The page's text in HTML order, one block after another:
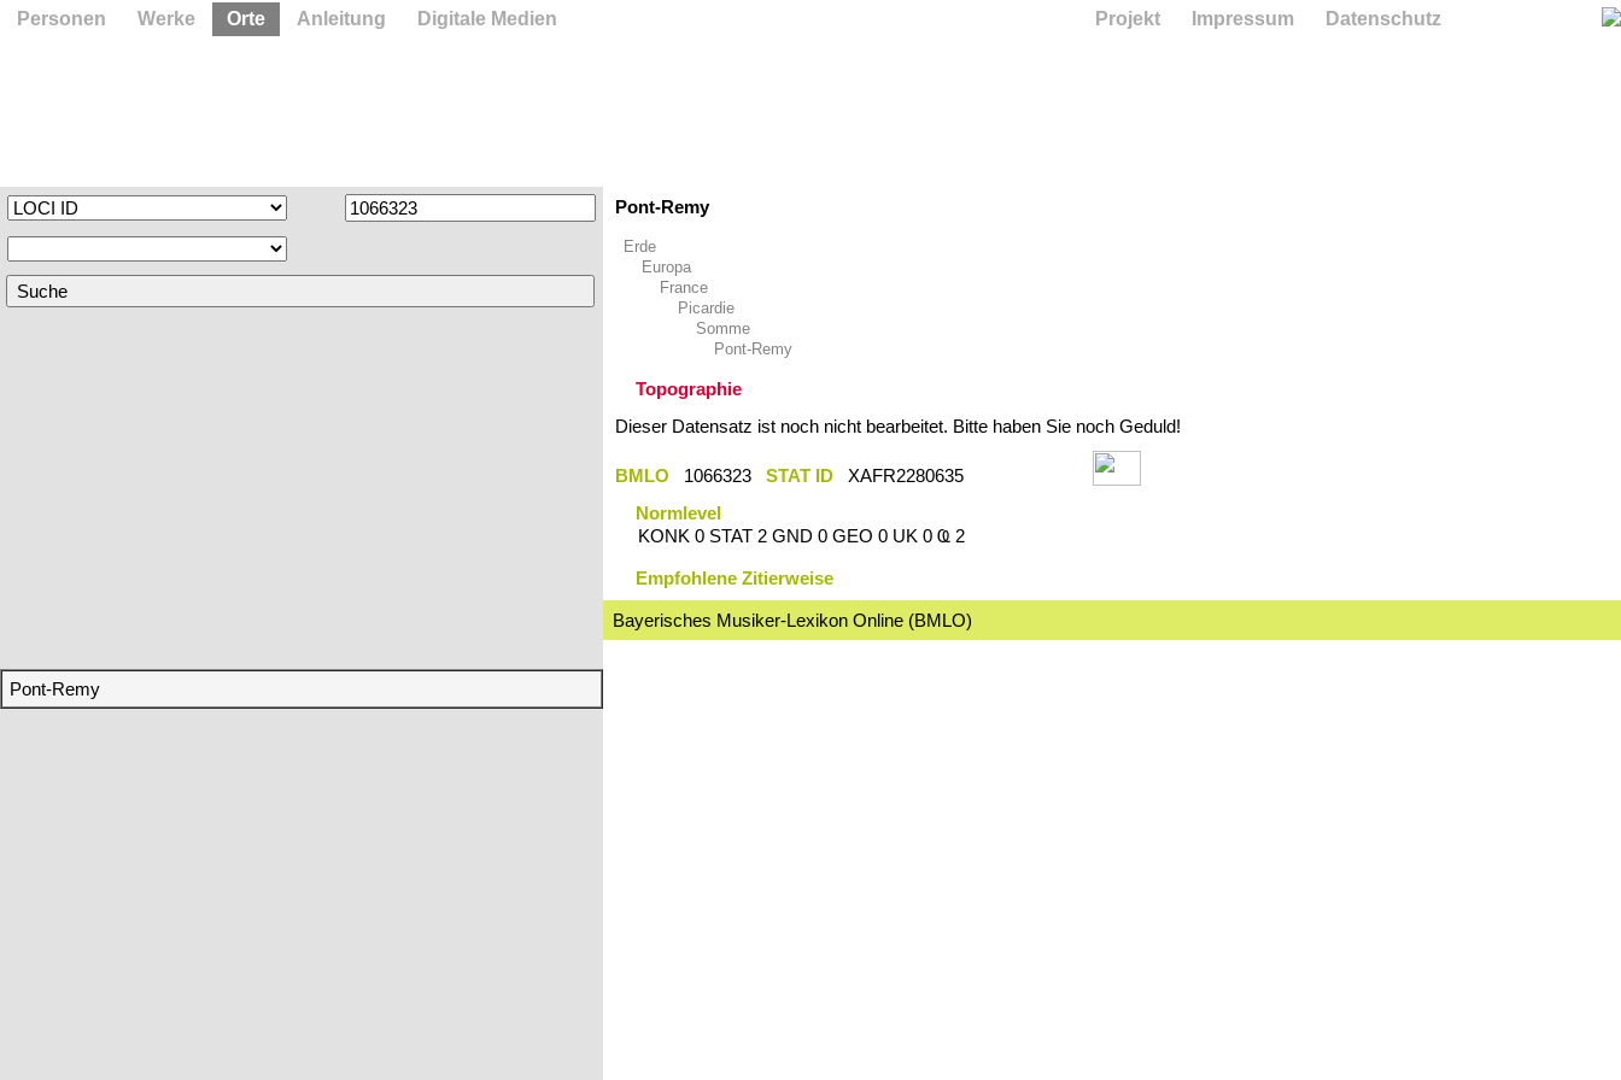
Pont-Remy
Pont-Remy
Erde
Europa
France
Picardie
Somme
Pont-Remy
Topographie
Dieser Datensatz ist noch nicht bearbeitet. Bitte haben Sie noch Geduld!
BMLO 1066323 STAT ID
XAFR2280635
Normlevel
KONK 0 STAT 2 GND 0 GEO 0 UK 0 Ҩ 2
Empfohlene Zitierweise
Bayerisches Musiker-Lexikon Online (BMLO)
Personen Werke Orte Anleitung Digitale Medien Projekt Impressum Datenschutz